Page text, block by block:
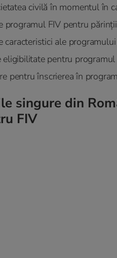
civilă în momentul în
programul FIV pentru
caracteristici ale
eligibilitate pentru
pentru înscrierea în
singure din
FIV